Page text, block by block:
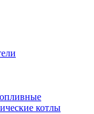
котлы